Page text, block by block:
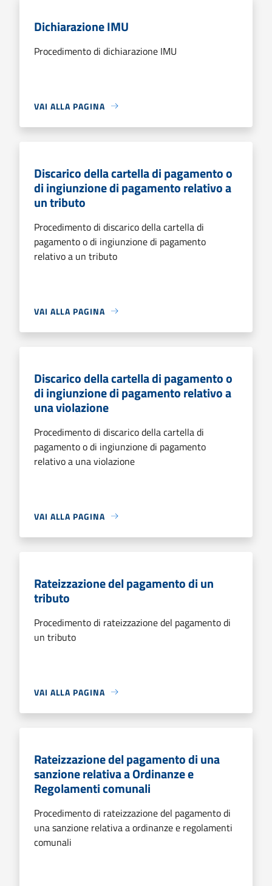
Dichiarazione IMU
Procedimento di dichiarazione IMU
VAI ALLA PAGINA
Discarico della cartella di pagamento o
di ingiunzione di pagamento relativo a
un tributo
Procedimento di discarico della cartella di
pagamento o di ingiunzione di pagamento
relativo a un tributo
VAI ALLA PAGINA
Discarico della cartella di pagamento o
di ingiunzione di pagamento relativo a
una violazione
Procedimento di discarico della cartella di
pagamento o di ingiunzione di pagamento
relativo a una violazione
VAI ALLA PAGINA
Rateizzazione del pagamento di un
tributo
Procedimento di rateizzazione del pagamento di
un tributo
VAI ALLA PAGINA
Rateizzazione del pagamento di una
sanzione relativa a Ordinanze e
Regolamenti comunali
Procedimento di rateizzazione del pagamento di
una sanzione relativa a ordinanze e regolamenti
comunali